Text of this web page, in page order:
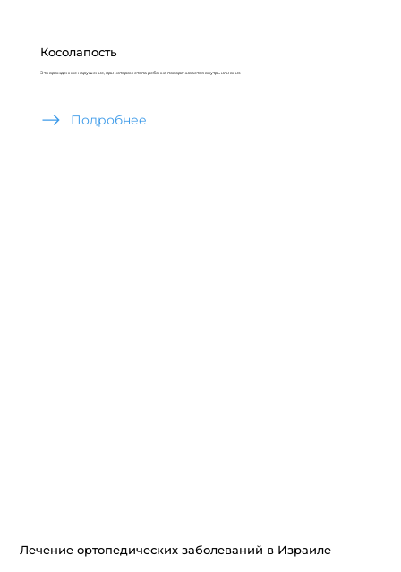
Лечение ортопедических заболеваний в Израиле
Подробнее
Косолапость
Это врожденное нарушение, при котором стопа ребенка поворачивается внутрь или вниз